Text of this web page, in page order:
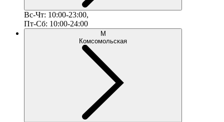
Вс-Чт: 10:00-23:00,
Пт-Сб: 10:00-24:00
М
Комсомольская